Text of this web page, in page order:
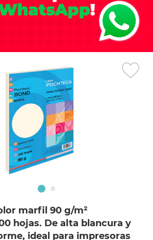
marfil 90 g/m²
hojas. De alta blancura y
ideal para impresoras